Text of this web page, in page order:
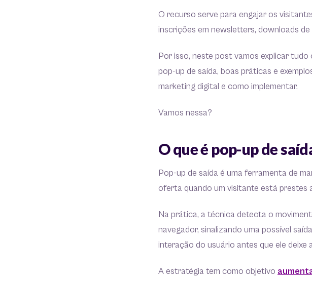
O recurso serve para engajar os
inscrições em newsletters, downloads
Por isso, neste post vamos explicar
pop-up de saída, boas práticas e
marketing digital e como implementar.
Vamos nessa?
O que é pop-up de
Pop-up de saída é uma ferramenta de
oferta quando um visitante está prestes
Na prática, a técnica detecta o
navegador, sinalizando uma possível
interação do usuário antes que ele deixe
A estratégia tem como objetivo